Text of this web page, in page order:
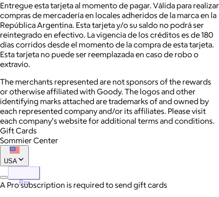
Entregue esta tarjeta al momento de pagar. Válida para realizar
compras de mercadería en locales adheridos de la marca en la
República Argentina. Esta tarjeta y/o su saldo no podrá ser
reintegrado en efectivo. La vigencia de los créditos es de 180
días corridos desde el momento de la compra de esta tarjeta.
Esta tarjeta no puede ser reemplazada en caso de robo o
extravío.
The merchants represented are not sponsors of the rewards
or otherwise affiliated with Goody. The logos and other
identifying marks attached are trademarks of and owned by
each represented company and/or its affiliates. Please visit
each company's website for additional terms and conditions.
Gift Cards
Sommier Center
USA
Pro
A Pro subscription is required to send gift cards